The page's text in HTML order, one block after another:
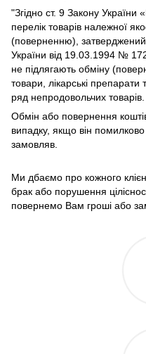
"Згідно ст. 9 Закону України
перелік товарів належної
(поверненню), затверджений
України від 19.03.1994 №
не підлягають обміну
товари, лікарські препарати
ряд непродовольчих товарів.
Обмін або повернення
випадку, якщо він
замовляв.
Ми дбаємо про кожного
брак або порушення
повернемо Вам гроші або